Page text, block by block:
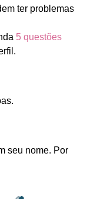
ter problemas
5 questões
seu nome. Por